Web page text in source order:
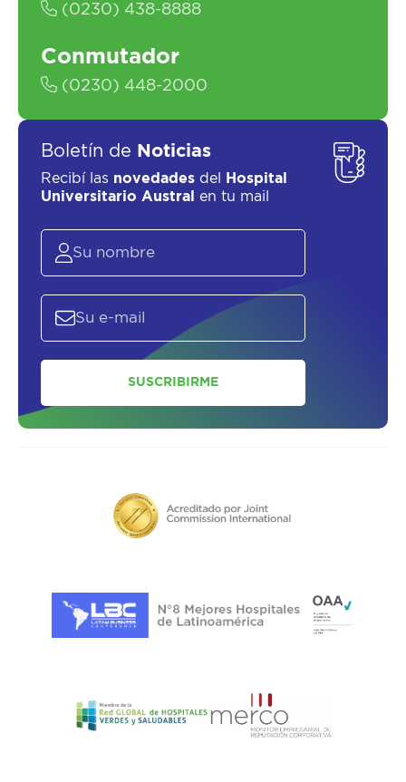
(0230) 438-8888
Conmutador
(0230) 448-2000
Boletín de Noticias
Recibí las novedades del
Hospital
Universitario Austral
en tu mail
SUSCRIBIRME